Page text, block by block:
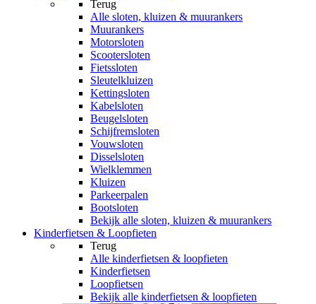
Terug
Alle sloten, kluizen & muurankers
Muurankers
Motorsloten
Scootersloten
Fietssloten
Sleutelkluizen
Kettingsloten
Kabelsloten
Beugelsloten
Schijfremsloten
Vouwsloten
Disselsloten
Wielklemmen
Kluizen
Parkeerpalen
Bootsloten
Bekijk alle sloten, kluizen & muurankers
Kinderfietsen & Loopfieten
Terug
Alle kinderfietsen & loopfieten
Kinderfietsen
Loopfietsen
Bekijk alle kinderfietsen & loopfieten